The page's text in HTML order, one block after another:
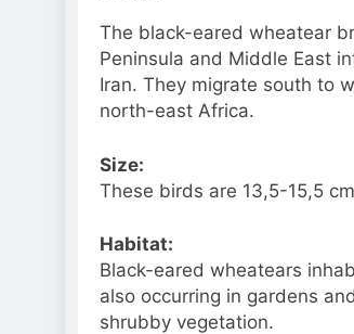
The black-eared wheatear
Peninsula and Middle East
Iran. They migrate south to
north-east Africa.
Size:
These birds are 13,5-15,5
Habitat:
Black-eared wheatears
also occurring in gardens
shrubby vegetation.